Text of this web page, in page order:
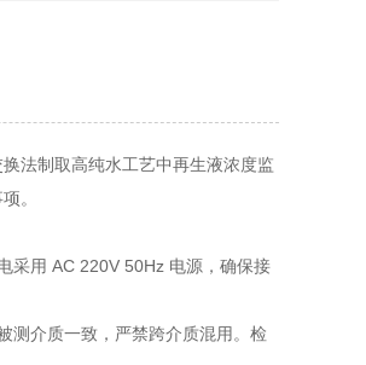
法制取高纯水工艺中再生液浓度监
。
采用 AC 220V 50Hz 电源，确保接
测介质一致，严禁跨介质混用。检